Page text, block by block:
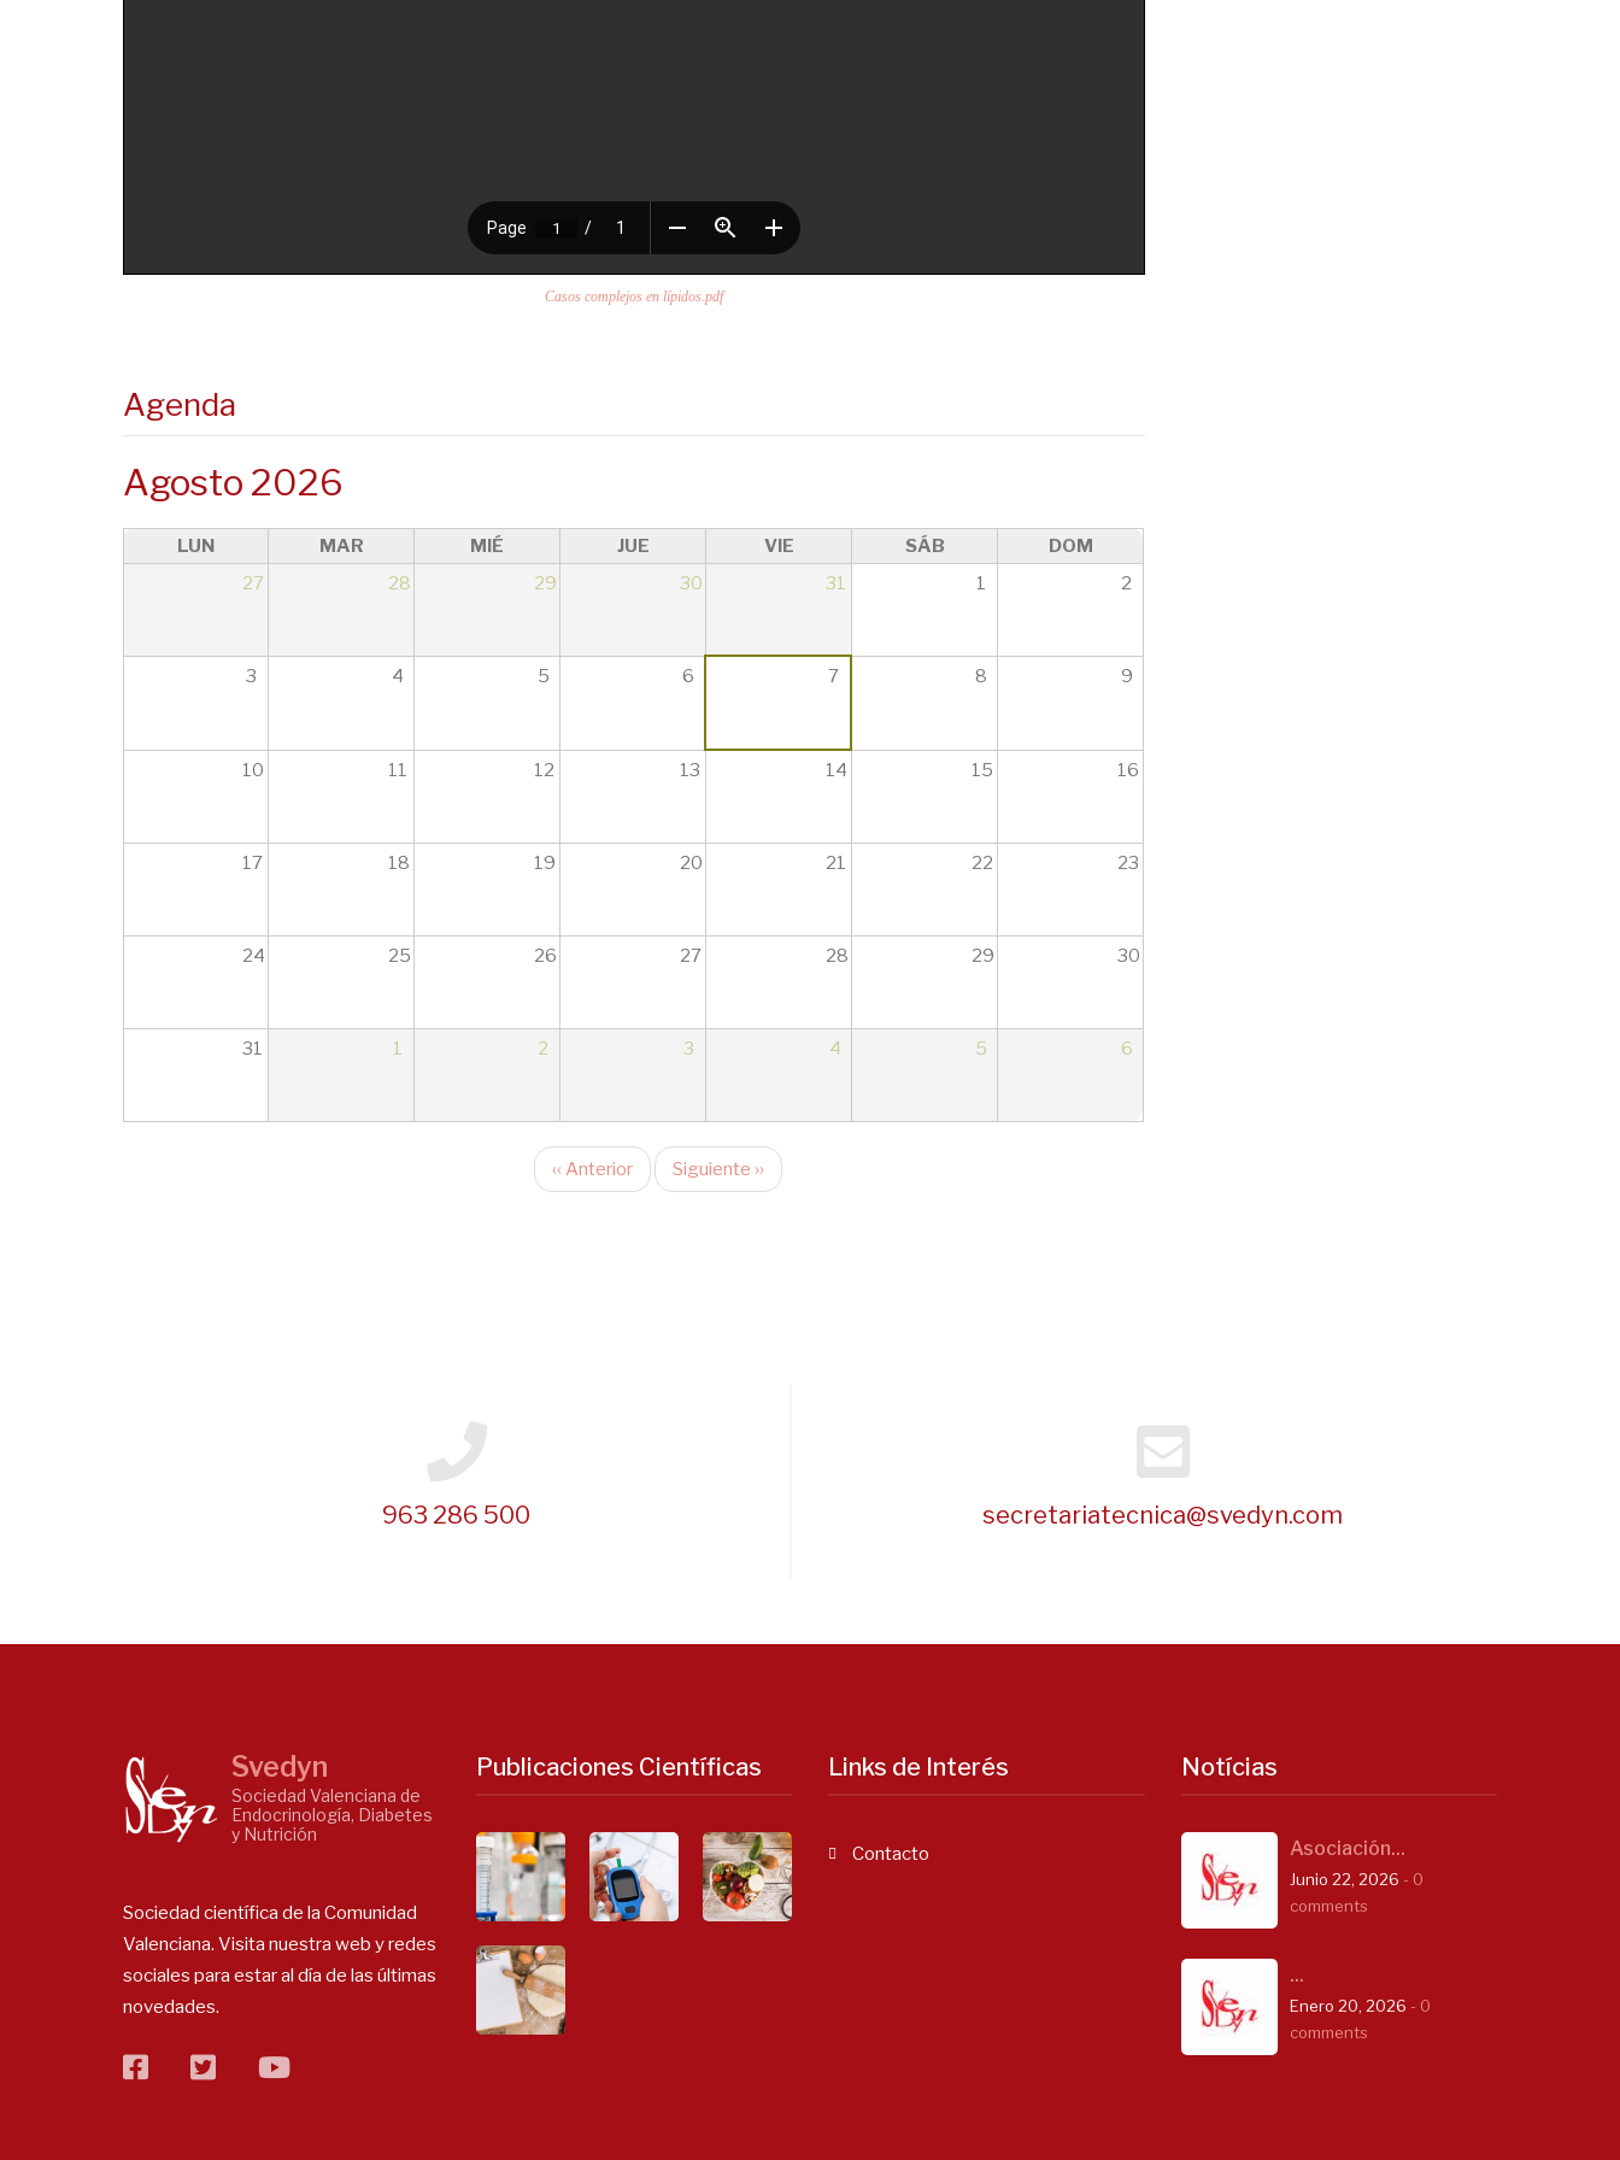
Casos complejos en lípidos.pdf
Agenda
Agosto 2026
LUN MAR MIÉ JUE VIE SÁB
DOM
27
28 29 30 31 1 2
3 4 5 6 7 8 9
10 11 12 13 14 15 16
17 18 19 20 21 22 23
24 25 26 27 28 29 30
31 1 2 3 4 5 6
‹‹ Anterior Siguiente ››
963 286 500 secretariatecnica@svedyn.com
Svedyn
Sociedad Valenciana de
Endocrinología, Diabetes
y Nutrición
Sociedad científica de la Comunidad
Valenciana. Visita nuestra web y redes
sociales para estar al día de las últimas
novedades.
facebooktwitterflickr
Publicaciones Científicas Links de Interés
Contacto
Notícias
Asociación...
Junio 22, 2026 - 0
comments
...
Enero 20, 2026 - 0
comments